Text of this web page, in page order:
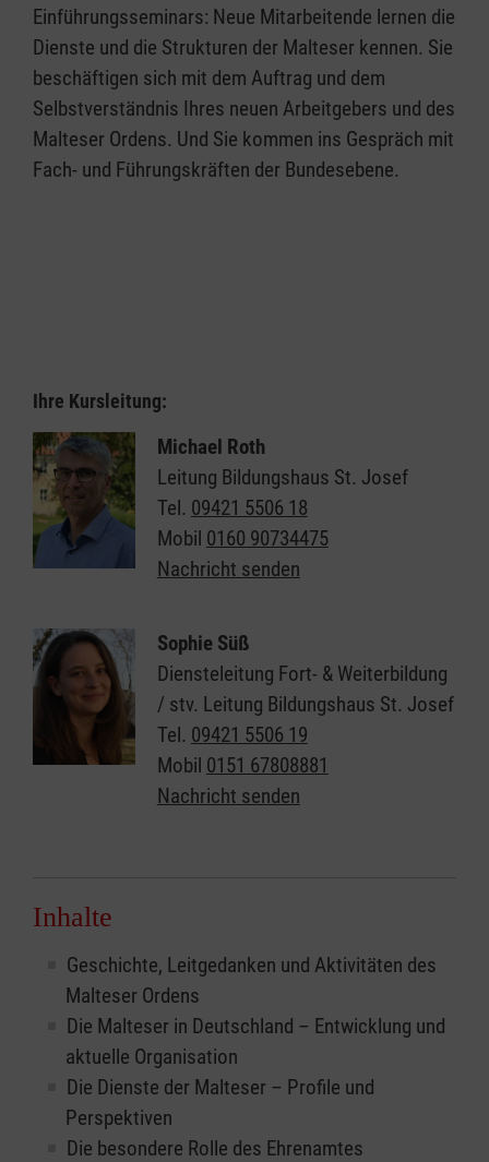
Einführungsseminars: Neue Mitarbeitende lernen die
Dienste und die Strukturen der Malteser kennen. Sie
beschäftigen sich mit dem Auftrag und dem
Selbstverständnis Ihres neuen Arbeitgebers und des
Malteser Ordens. Und Sie kommen ins Gespräch mit
Fach- und Führungskräften der Bundesebene.
Ihre Kursleitung:
Michael Roth
Leitung Bildungshaus St. Josef
Tel. 09421 5506 18
Mobil 0160 90734475
Nachricht senden
Sophie Süß
Diensteleitung Fort- & Weiterbildung
/ stv. Leitung Bildungshaus St. Josef
Tel. 09421 5506 19
Mobil 0151 67808881
Nachricht senden
Inhalte
Geschichte, Leitgedanken und Aktivitäten des
Malteser Ordens
Die Malteser in Deutschland – Entwicklung und
aktuelle Organisation
Die Dienste der Malteser – Profile und
Perspektiven
Die besondere Rolle des Ehrenamtes